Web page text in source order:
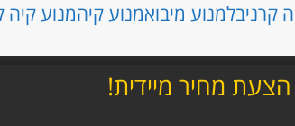
קרניבלמנוע מיבואמנוע קיהמנוע קיה
מחיר מיידית!